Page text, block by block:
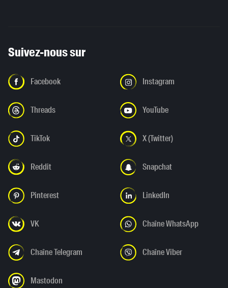
Suivez-nous sur
Facebook Instagram
Threads YouTube
TikTok X (Twitter)
Reddit Snapchat
Pinterest LinkedIn
VK Chaîne WhatsApp
Chaîne Telegram Chaîne Viber
Mastodon